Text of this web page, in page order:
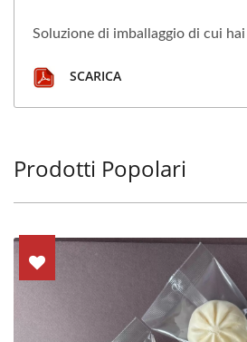
Soluzione di imballaggio di cui
SCARICA
Prodotti Popolari